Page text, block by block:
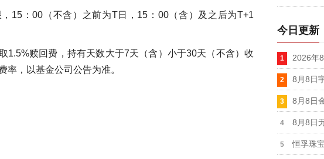
15：00（不含）之前为T日，15：00（含）及之后为T+1
1.5%赎回费，持有天数大于7天（含）小于30天（不含）收
率，以基金公司公告为准。
今日更新